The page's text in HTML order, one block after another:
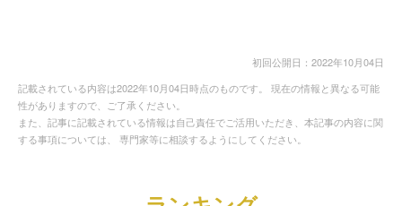
初回公開日：2022年10月04日
記載されている内容は2022年10月04日時点のものです。 現在の情報と異なる可能
性がありますので、ご了承ください。
また、記事に記載されている情報は自己責任でご活用いただき、本記事の内容に関
する事項については、 専門家等に相談するようにしてください。